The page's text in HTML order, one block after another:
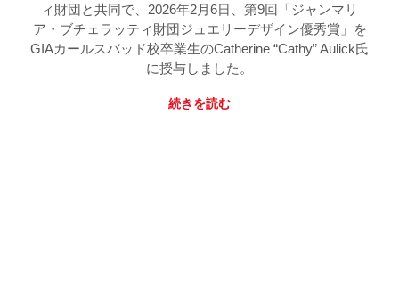
ィ財団と共同で、2026年2月6日、第9回「ジャンマリ
ア・ブチェラッティ財団ジュエリーデザイン優秀賞」を
GIAカールスバッド校卒業生のCatherine “Cathy” Aulick氏
に授与しました。
続きを読む